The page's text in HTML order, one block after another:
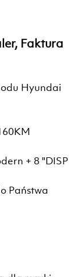
Faktura
Hyundai
+ 8 "DISP
Państwa